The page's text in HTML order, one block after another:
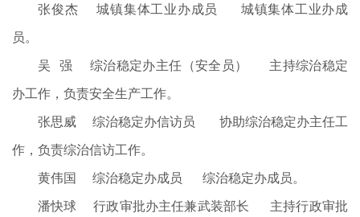
张俊杰 城镇集体工业办成员 城镇集体工业办成
员。
吴 强 综治稳定办主任（安全员） 主持综治稳定
办工作，负责安全生产工作。
张思威 综治稳定办信访员 协助综治稳定办主任工
作，负责综治信访工作。
黄伟国 综治稳定办成员 综治稳定办成员。
潘快球 行政审批办主任兼武装部长 主持行政审批